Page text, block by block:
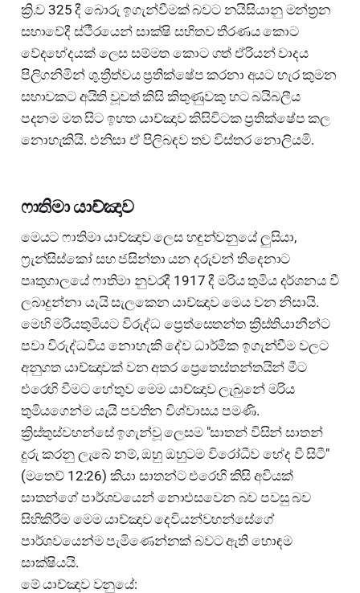
ක්‍රි.ව 325 දී බොරු ඉගැන්වීමක් බවට නයිසියානු මන්ත්‍රන
සභාවේදී ස්ථීරයෙන් සාක්ෂි සහිතව තීරණය කොට
වේදභේදයක් ලෙස සම්මත කොට ගත් ඒරියන් වාදය
පිලිගනිමින් ශු.ත්‍රීත්වය ප්‍රතික්ෂේප කරනා අයට හැර කුමන
සභාවකට අයිති වූවත් කිසි කිතුණුවකු හට බයිබලීය
පදනම මත සිට ඉහත යාච්ඤාව කිසිවිටක ප්‍රතික්ෂේප කල
නොහැකියි. එනිසා ඒ පිලිබඳව තව විස්තර නොලියමි.
ෆාතිමා යාච්ඤාව
මෙයට ෆාතිමා යාච්ඤාව ලෙස හඳුන්වනුයේ ලුසියා,
ෆ්‍රැන්සිස්කෝ සහ ජසින්තා යන දරුවන් තිදෙනාට
පෘතුගාලයේ ෆාතිමා නුවරදී 1917 දී මරිය තුමිය දර්ශනය වී
ලබාදුන්නා යැයි සැලකෙන යාච්ඤාව මෙය වන නිසායි.
මෙහි මරියතුමියට විරුද්ධ ප්‍රෙත්සෙතන්ත ක්‍රිස්තියානීන්ට
පවා විරුද්ධවිය නොහැකි දේව ධාර්මීක ඉගැන්වීම වලට
අනුගත යාච්ඤාවක් වන අතර ප්‍රෙතෙස්තන්තයින් මීට
එරෙහි වීමට හේතුව මෙම යාච්ඤාව ලැබුනේ මරිය
තුමියගෙන්ම යැයි පවතින විශ්වාසය පමණි.
ක්‍රිස්තුස්වහන්සේ ඉගැන්වූ ලෙසම "සාතන් විසින් සාතන්
දුරු කරනු ලැබේ නම්, ඔහු ඔහුටම විරෝධීව භේද වී සිටී"
(මතෙව් 12:26) කියා සාතන්ට එරෙහි කිසි අවියක්
සාතන්ගේ පාර්ශවයෙන් නොඑසවෙන බව පවසු බව
සිහිකිරීම මෙම යාච්ඤාව දෙවියන්වහන්සේගේ
පාර්ශවයෙන්ම පැමිණෙන්නක් බවට ඇති හොඳම
සාක්ෂියයි.
මේ යාච්ඤාව වනුයේ: